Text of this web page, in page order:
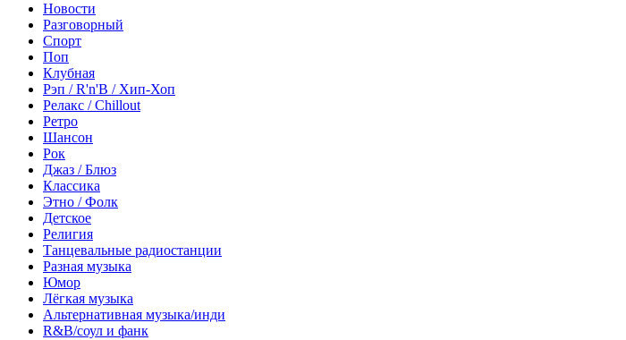
Новости
Разговорный
Спорт
Поп
Клубная
Рэп / R'n'B / Хип-Хоп
Релакс / Chillout
Ретро
Шансон
Рок
Джаз / Блюз
Классика
Этно / Фолк
Детское
Религия
Танцевальные радиостанции
Разная музыка
Юмор
Лёгкая музыка
Альтернативная музыка/инди
R&B/cоул и фанк